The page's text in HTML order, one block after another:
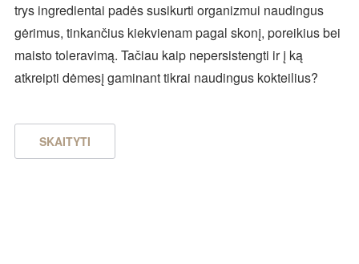
trys ingredientai padės susikurti organizmui naudingus
gėrimus, tinkančius kiekvienam pagal skonį, poreikius bei
maisto toleravimą. Tačiau kaip nepersistengti ir į ką
atkreipti dėmesį gaminant tikrai naudingus kokteilius?
SKAITYTI